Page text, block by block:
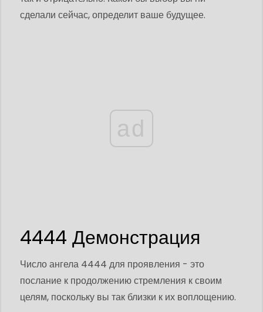
сделали сейчас, определит ваше будущее.
ad
4444 Демонстрация
Число ангела 4444 для проявления - это
послание к продолжению стремления к своим
целям, поскольку вы так близки к их воплощению.